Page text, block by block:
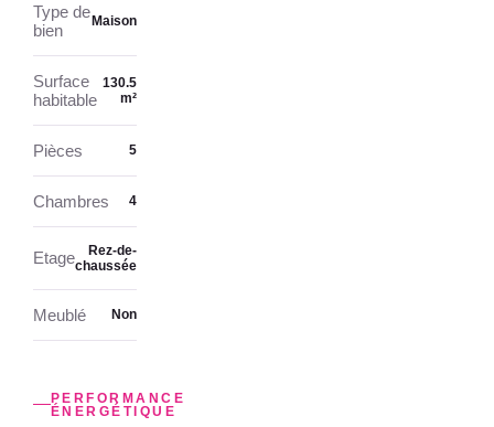
Type de
bien
Maison
Surface
habitable
130.5
m²
Pièces 5
Chambres 4
Etage
Rez-de-
chaussée
Meublé Non
PERFORMANCE
ÉNERGÉTIQUE